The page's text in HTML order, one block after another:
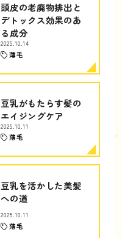
頭皮の老廃物排出と
デトックス効果のあ
る成分
2025.10.14
薄毛
豆乳がもたらす髪の
エイジングケア
2025.10.11
薄毛
豆乳を活かした美髪
への道
2025.10.11
薄毛